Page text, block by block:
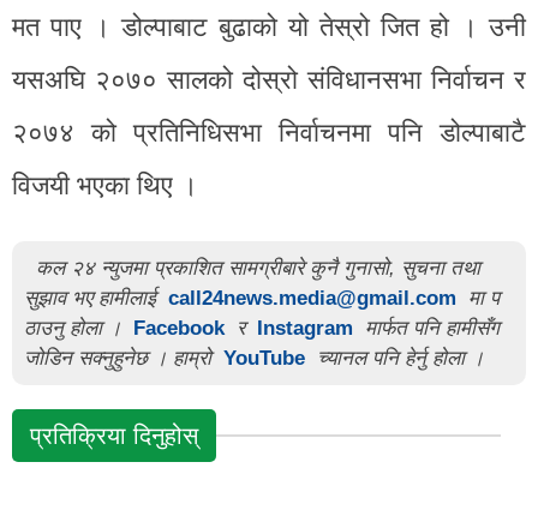
मत पाए । डोल्पाबाट बुढाको यो तेस्रो जित हो । उनी
यसअघि २०७० सालको दोस्रो संविधानसभा निर्वाचन र
२०७४ को प्रतिनिधिसभा निर्वाचनमा पनि डोल्पाबाटै
विजयी भएका थिए ।
कल २४ न्युजमा प्रकाशित सामग्रीबारे कुनै गुनासो, सुचना तथा
सुझाव भए हामीलाई call24news.media@gmail.com
मा प
ठाउनु होला ।
Facebook र Instagram
मार्फत पनि हामीसँग
जोडिन सक्नुहुनेछ । हाम्रो YouTube च्यानल पनि हेर्नु होला ।
प्रतिक्रिया दिनुहोस्